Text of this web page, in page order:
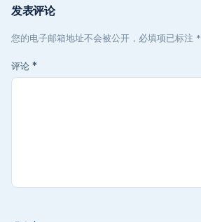
发表评论
您的电子邮箱地址不会被公开，必填项已标注 *
评论 *